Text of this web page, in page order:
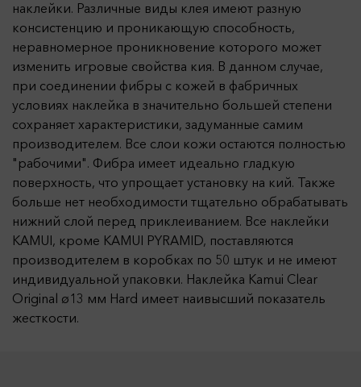
наклейки. Различные виды клея имеют разную
консистенцию и проникающую способность,
неравномерное проникновение которого может
изменить игровые свойства кия. В данном случае,
при соединении фибры с кожей в фабричных
условиях наклейка в значительно большей степени
сохраняет характеристики, задуманные самим
производителем. Все слои кожи остаются полностью
"рабочими". Фибра имеет идеально гладкую
поверхность, что упрощает установку на кий. Также
больше нет необходимости тщательно обрабатывать
нижний слой перед приклеиванием. Все наклейки
KAMUI, кроме KAMUI PYRAMID, поставляются
производителем в коробках по 50 штук и не имеют
индивидуальной упаковки. Наклейка Kamui Clear
Original ø13 мм Hard имеет наивысший показатель
жесткости.